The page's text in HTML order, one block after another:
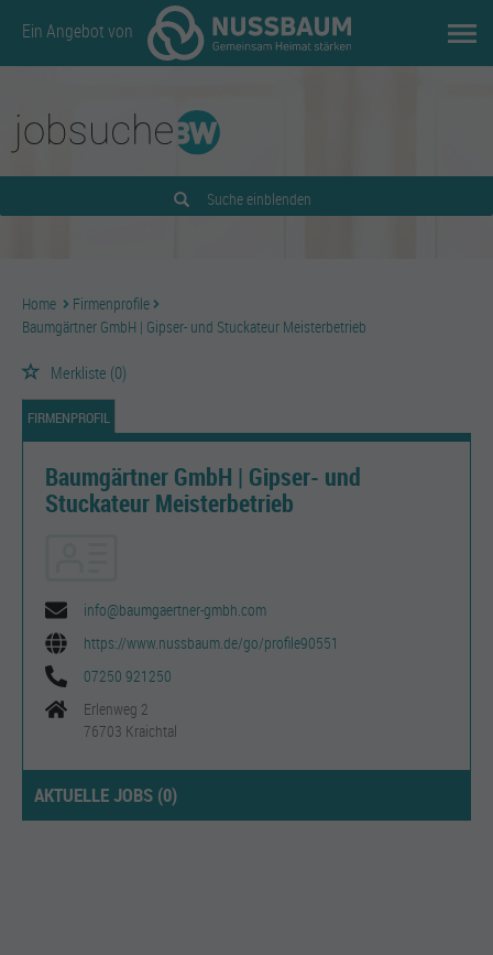
Ein Angebot von
Suche einblenden
Home
Firmenprofile
Baumgärtner GmbH | Gipser- und Stuckateur Meisterbetrieb
Merkliste (0)
FIRMENPROFIL
Baumgärtner GmbH | Gipser- und
Stuckateur Meisterbetrieb
info@baumgaertner-gmbh.com
https://www.nussbaum.de/go/profile90551
07250 921250
Erlenweg 2
76703 Kraichtal
AKTUELLE JOBS (0)